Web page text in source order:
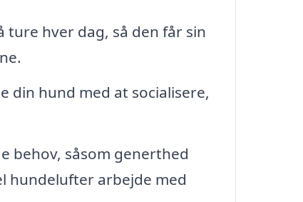
ture hver dag, så den får sin
din hund med at socialisere,
behov, såsom generthed
hundelufter arbejde med